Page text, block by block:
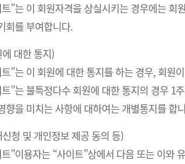
”는 이 회원자격을 상실시키는 경우에는 회
회를 부여합니다.
대한 통지)
”는 이 회원에 대한 통지를 하는 경우, 회원
”는 불특정다수 회원에 대한 통지의 경우 1
향을 미치는 사항에 대하여는 개별통지를 합
청 및 개인정보 제공 동의 등)
”이용자는 “사이트”상에서 다음 또는 이와